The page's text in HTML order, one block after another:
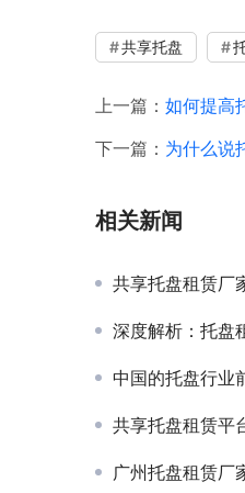
共享托盘
上一篇： 如何提高
下一篇： 为什么说
相关新闻
共享托盘租赁厂
深度解析：托盘
中国的托盘行业
共享托盘租赁平
广州托盘租赁厂